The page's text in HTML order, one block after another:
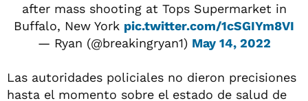
after mass shooting at Tops Supermarket in
Buffalo, New York pic.twitter.com/1cSGIYm8VI
— Ryan (@breakingryan1) May 14, 2022
Las autoridades policiales no dieron precisiones
hasta el momento sobre el estado de salud de